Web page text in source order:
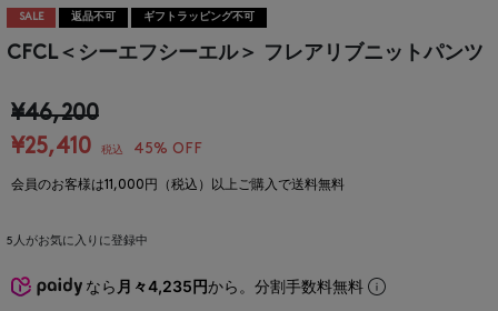
SALE 返品不可 ギフトラッピング不可
CFCL＜シーエフシーエル＞ フレアリブニットパンツ
¥46,200
¥25,410
税込 45% OFF
会員のお客様は11,000円（税込）以上ご購入で送料無料
5 人がお気に入りに登録中
なら 月々4,235円から。分割手数料無料